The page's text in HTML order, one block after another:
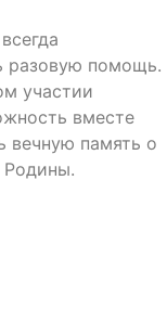
разовую помощь.
участии
вместе
вечную память о